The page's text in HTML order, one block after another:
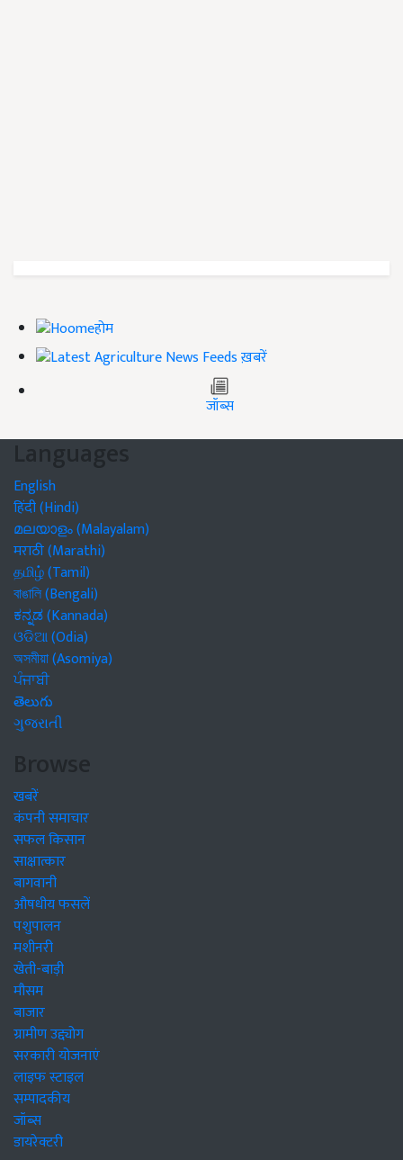
होम
ख़बरें
जॉब्स
Languages
English
हिंदी (Hindi)
മലയാളം (Malayalam)
मराठी (Marathi)
தமிழ் (Tamil)
বাঙালি (Bengali)
ಕನ್ನಡ (Kannada)
ଓଡିଆ (Odia)
অসমীয়া (Asomiya)
ਪੰਜਾਬੀ
తెలుగు
ગુજરાતી
Browse
खबरें
कंपनी समाचार
सफल किसान
साक्षात्कार
बागवानी
औषधीय फसलें
पशुपालन
मशीनरी
खेती-बाड़ी
मौसम
बाजार
ग्रामीण उद्द्योग
सरकारी योजनाएं
लाइफ स्टाइल
सम्पादकीय
जॉब्स
डायरेक्टरी